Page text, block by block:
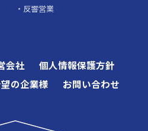
反響営業
会社
個人情報保護方針
の企業様 お問い合わせ